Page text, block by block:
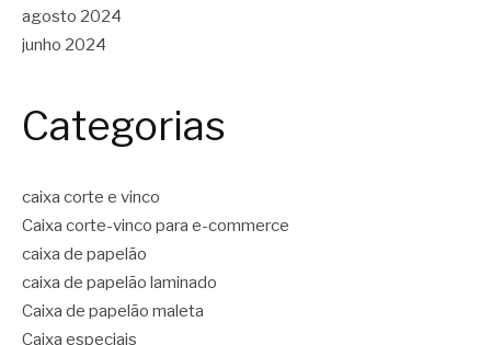
agosto 2024
junho 2024
Categorias
caixa corte e vinco
Caixa corte-vinco para e-commerce
caixa de papelão
caixa de papelão laminado
Caixa de papelão maleta
Caixa especiais